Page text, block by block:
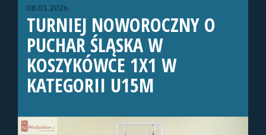
08.01.2026
TURNIEJ NOWOROCZNY O
PUCHAR ŚLĄSKA W
KOSZYKÓWCE 1X1 W
KATEGORII U15M